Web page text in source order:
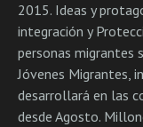
2015. Ideas y
integración y
personas migrantes
Jóvenes Migrantes,
desarrollará en las
desde Agosto.